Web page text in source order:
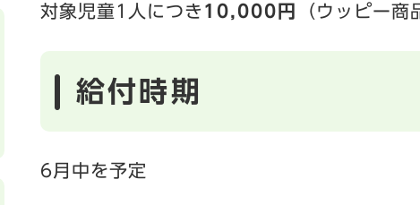
対象児童1人につき 10,000円 （ウッピー商
給付時期
6月中を予定